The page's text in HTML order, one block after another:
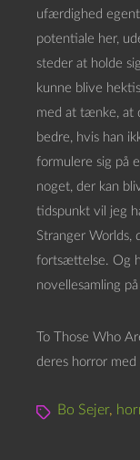
ufærdighed
potentiale her,
steder at holde
kunne blive
med at tænke, at
bedre, hvis han
formulere sig på
noget, der kan
tidspunkt vil jeg
Stranger Worlds,
fortsættelse. Og
novellesamling på
To Those Who
deres horror
Bo Sejer,